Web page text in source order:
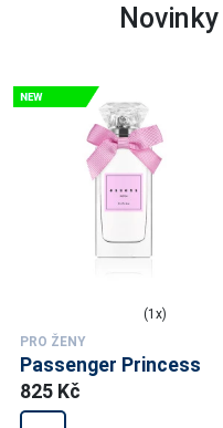
(1x)
PRO ŽENY
Passenger Princess
825 Kč